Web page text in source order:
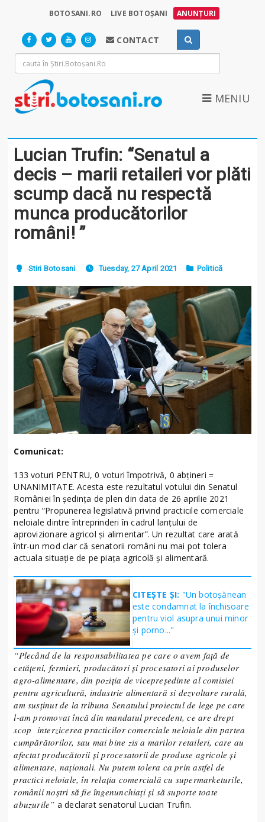
BOTOSANI.RO LIVE BOTOȘANI ANUNȚURI
CONTACT
MENIU
Lucian Trufin: “Senatul a
decis – marii retaileri vor plăti
scump dacă nu respectă
munca producătorilor
români! ”
Stiri Botosani Tuesday, 27 April 2021 Politică
Comunicat:
133 voturi PENTRU, 0 voturi împotrivă, 0 abțineri =
UNANIMITATE. Acesta este rezultatul votului din Senatul
României în ședința de plen din data de 26 aprilie 2021
pentru “Propunerea legislativă privind practicile comerciale
neloiale dintre întreprinderi în cadrul lanțului de
aprovizionare agricol și alimentar”. Un rezultat care arată
într-un mod clar că senatorii români nu mai pot tolera
actuala situație de pe piața agricolă și alimentară.
CITEȘTE ȘI: "Un botoșănean
este condamnat la închisoare
pentru viol asupra unui minor
și porno..."
“Plecând de la responsabilitatea pe care o avem față de
cetățeni, fermieri, producători și procesatori ai produselor
agro-alimentare, din poziția de vicepreședinte al comisiei
pentru agricultură, industrie alimentară si dezvoltare rurală,
am susținut de la tribuna Senatului proiectul de lege pe care
l-am promovat încă din mandatul precedent, ce are drept
scop interzicerea practicilor comerciale neloiale din partea
cumpărătorilor, sau mai bine zis a marilor retaileri, care au
afectat producătorii și procesatorii de produse agricole și
alimentare, naționali. Nu putem tolera ca prin astfel de
practici neloiale, în relația comercială cu supermarketurile,
românii noștri să fie îngenunchiați și să suporte toate
abuzurile” a declarat senatorul Lucian Trufin.